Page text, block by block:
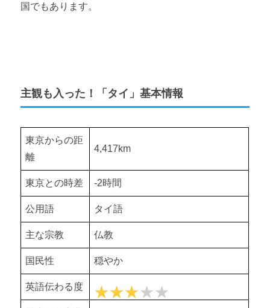
国でもあります。
主観も入った！「タイ」基本情報
東京からの距
離
4,417km
東京との時差 -2時間
公用語 タイ語
主な宗教 仏教
国民性 穏やか
英語伝わる度 ★★★
★★★★★